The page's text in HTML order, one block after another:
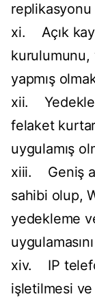
xi. Açık
kurulumunu,
yapmış
xii.
felaket
uygulamış
xiii. Geniş
sahibi olup,
yedekleme
xiv. IP
işletilmesi